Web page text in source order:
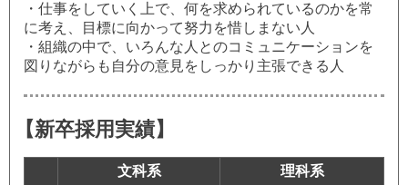
・仕事をしていく上で、何を求められているのかを常
に考え、目標に向かって努力を惜しまない人
・組織の中で、いろんな人とのコミュニケーションを
図りながらも自分の意見をしっかり主張できる人
【新卒採用実績】
文科系 理科系